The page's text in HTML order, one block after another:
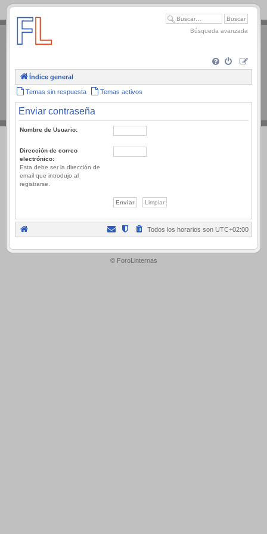
.
Búsqueda avanzada
Índice general
Temas sin respuesta Temas activos
Enviar contraseña
Nombre de Usuario:
Dirección de correo
electrónico:
Esta debe ser la dirección de
email que introdujo al
registrarse.
Todos los horarios son UTC+02:00
.
© ForoLinternas